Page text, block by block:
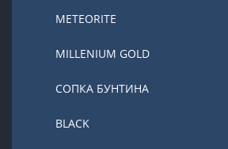
METEORITE
MILLENIUM GOLD
СОПКА БУНТИНА
BLACK